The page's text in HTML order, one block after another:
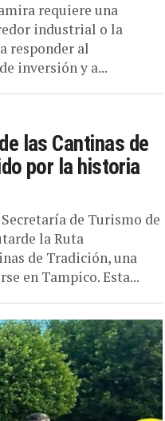
requiere una
industrial o la
responder al
inversión y a...
las Cantinas de
por la historia
de Turismo de
la Ruta
de Tradición, una
en Tampico. Esta...